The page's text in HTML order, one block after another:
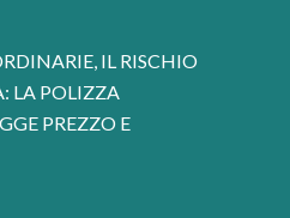
IL RISCHIO
LA POLIZZA
PREZZO E